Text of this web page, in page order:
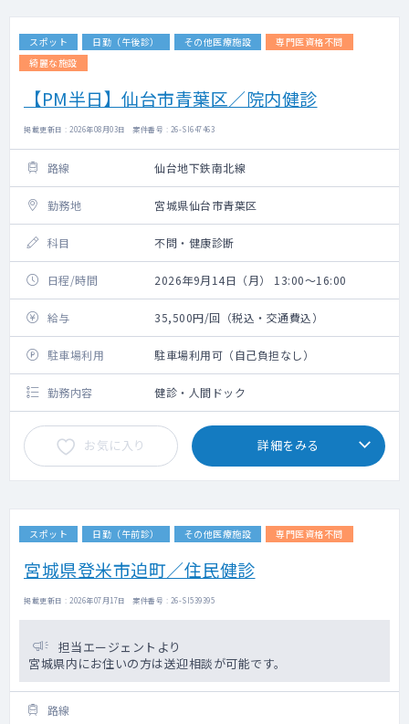
スポット 日勤（午後診） その他医療施設
専門医資格不問
綺麗な施設
【PM半日】仙台市青葉区／院内健診
掲載更新日 : 2026年08月03日 案件番号 : 26-SI647463
路線 仙台地下鉄南北線
勤務地 宮城県仙台市青葉区
科目 不問・健康診断
日程/時間 2026年9月14日（月） 13:00～16:00
給与 35,500円/回（税込・交通費込）
駐車場利用 駐車場利用可（自己負担なし）
勤務内容 健診・人間ドック
お気に入り 詳細をみる
スポット 日勤（午前診） その他医療施設 専門医資格不問
宮城県登米市迫町／住民健診
掲載更新日 : 2026年07月17日 案件番号 : 26-SI539395
担当エージェントより
宮城県内にお住いの方は送迎相談が可能です。
路線